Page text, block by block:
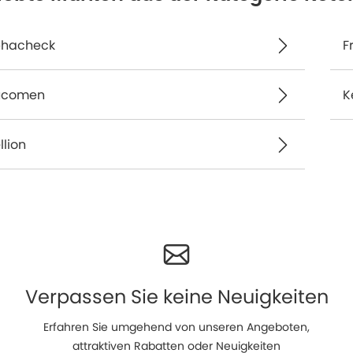
Verpassen Sie keine Neuigkeiten
Erfahren Sie umgehend von unseren Angeboten,
attraktiven Rabatten oder Neuigkeiten